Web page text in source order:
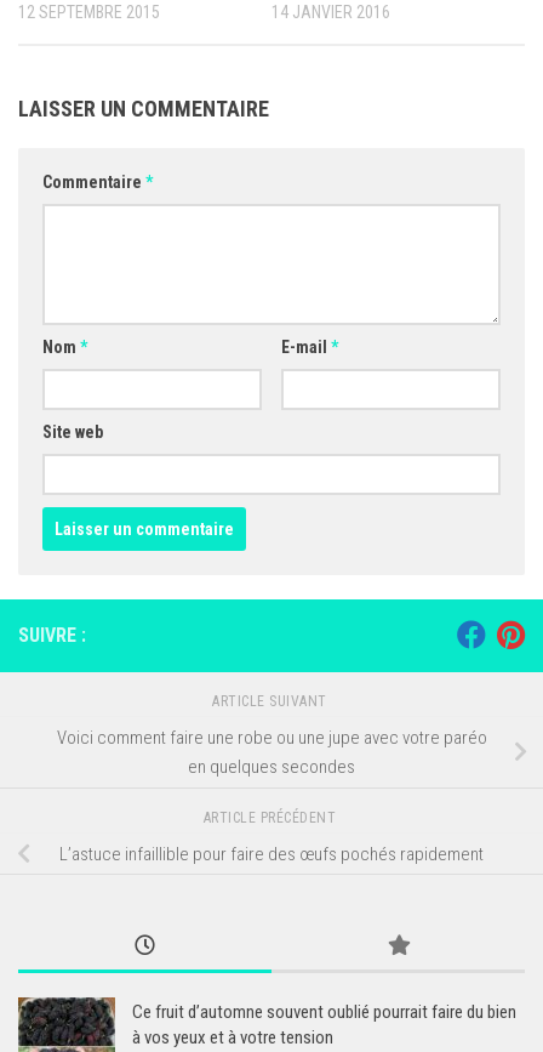
12 SEPTEMBRE 2015 14 JANVIER 2016
LAISSER UN COMMENTAIRE
Commentaire *
Nom * E-mail *
Site web
SUIVRE :
ARTICLE SUIVANT
Voici comment faire une robe ou une jupe avec votre paréo
en quelques secondes
ARTICLE PRÉCÉDENT
L’astuce infaillible pour faire des œufs pochés rapidement
Ce fruit d’automne souvent oublié pourrait faire du bien
à vos yeux et à votre tension